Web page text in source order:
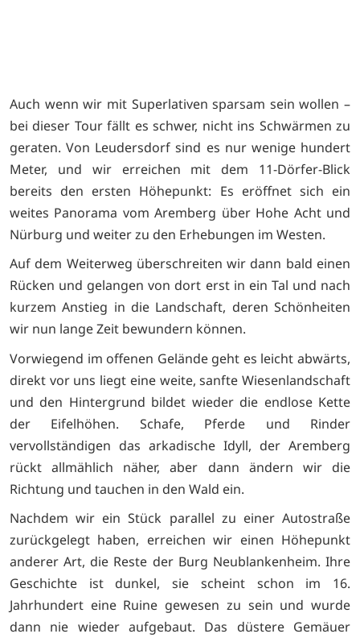
Auch wenn wir mit Superlativen sparsam sein wollen –
bei dieser Tour fällt es schwer, nicht ins Schwärmen zu
geraten. Von Leudersdorf sind es nur wenige hundert
Meter, und wir erreichen mit dem 11-Dörfer-Blick
bereits den ersten Höhepunkt: Es eröffnet sich ein
weites Panorama vom Aremberg über Hohe Acht und
Nürburg und weiter zu den Erhebungen im Westen.
Auf dem Weiterweg überschreiten wir dann bald einen
Rücken und gelangen von dort erst in ein Tal und nach
kurzem Anstieg in die Landschaft, deren Schönheiten
wir nun lange Zeit bewundern können.
Vorwiegend im offenen Gelände geht es leicht abwärts,
direkt vor uns liegt eine weite, sanfte Wiesenlandschaft
und den Hintergrund bildet wieder die endlose Kette
der Eifelhöhen. Schafe, Pferde und Rinder
vervollständigen das arkadische Idyll, der Aremberg
rückt allmählich näher, aber dann ändern wir die
Richtung und tauchen in den Wald ein.
Nachdem wir ein Stück parallel zu einer Autostraße
zurückgelegt haben, erreichen wir einen Höhepunkt
anderer Art, die Reste der Burg Neublankenheim. Ihre
Geschichte ist dunkel, sie scheint schon im 16.
Jahrhundert eine Ruine gewesen zu sein und wurde
dann nie wieder aufgebaut. Das düstere Gemäuer